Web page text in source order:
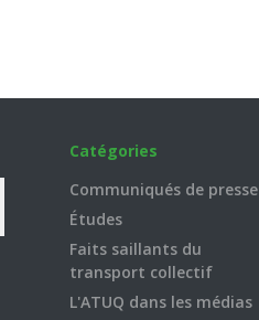
Catégories
Communiqués de presse
Études
Faits saillants du
transport collectif
L'ATUQ dans les médias